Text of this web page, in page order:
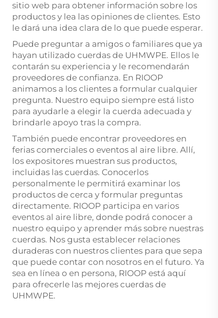
sitio web para obtener información sobre los
productos y lea las opiniones de clientes. Esto
le dará una idea clara de lo que puede esperar.
Puede preguntar a amigos o familiares que ya
hayan utilizado cuerdas de UHMWPE. Ellos le
contarán su experiencia y le recomendarán
proveedores de confianza. En RIOOP
animamos a los clientes a formular cualquier
pregunta. Nuestro equipo siempre está listo
para ayudarle a elegir la cuerda adecuada y
brindarle apoyo tras la compra.
También puede encontrar proveedores en
ferias comerciales o eventos al aire libre. Allí,
los expositores muestran sus productos,
incluidas las cuerdas. Conocerlos
personalmente le permitirá examinar los
productos de cerca y formular preguntas
directamente. RIOOP participa en varios
eventos al aire libre, donde podrá conocer a
nuestro equipo y aprender más sobre nuestras
cuerdas. Nos gusta establecer relaciones
duraderas con nuestros clientes para que sepa
que puede contar con nosotros en el futuro. Ya
sea en línea o en persona, RIOOP está aquí
para ofrecerle las mejores cuerdas de
UHMWPE.